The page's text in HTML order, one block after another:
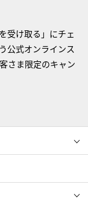
受け取る」にチェ
公式オンラインス
さま限定のキャン